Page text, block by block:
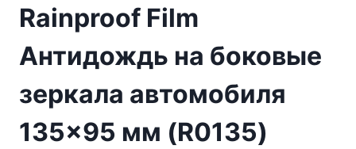
Rainproof Film
Антидождь на боковые
зеркала автомобиля
135×95 мм (R0135)